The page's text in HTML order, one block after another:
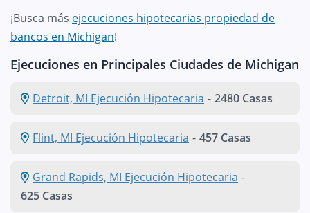
¡Busca más ejecuciones hipotecarias propiedad de
bancos en Michigan!
Ejecuciones en Principales Ciudades de Michigan
Detroit, MI Ejecución Hipotecaria - 2480 Casas
Flint, MI Ejecución Hipotecaria - 457 Casas
Grand Rapids, MI Ejecución Hipotecaria -
625 Casas